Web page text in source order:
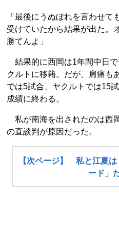
「最後にうぬぼれを言わせ
受けていたから結果が出た。
勝てんよ」
結果的に西岡は1年間中日
クルトに移籍。だが、肩痛も
では5試合、ヤクルトでは15
成績に終わる。
私が南海を出されたのは西
の直談判が原因だった。
【次ページ】 私と江夏
ード」